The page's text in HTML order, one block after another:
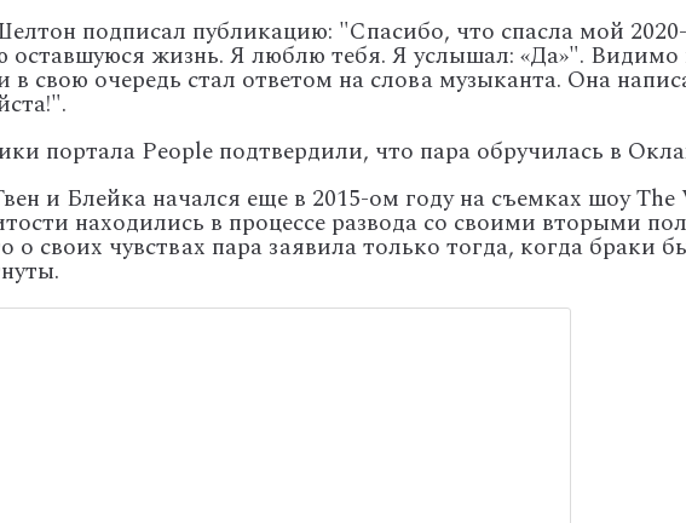
подписал публикацию: "Спасибо, что спасла мой
оставшуюся жизнь. Я люблю тебя. Я услышал: «Да»". Видимо
в свою очередь стал ответом на слова музыканта. Она
портала People подтвердили, что пара обручилась в
и Блейка начался еще в 2015-ом году на съемках шоу The
находились в процессе развода со своими вторыми
о своих чувствах пара заявила только тогда, когда браки